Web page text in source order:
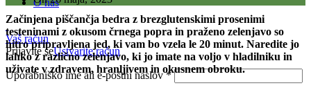
O nas
Vaš račun
Prijavite seUstvarite račun
Uporabniško ime ali e-poštni naslov*
Začinjena piščančja bedra z brezglutenskimi prosenimi
testeninami z okusom črnega popra in praženo zelenjavo so
hitro pripravljena jed, ki vam bo vzela le 20 minut. Naredite jo
lahko z različno zelenjavo, ki jo imate na voljo v hladilniku in
uživate v zdravem, hranljivem in okusnem obroku.